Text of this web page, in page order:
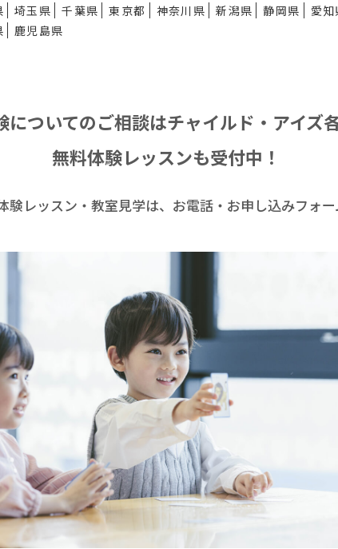
埼玉県 千葉県 東京都 神奈川県 新潟県 静岡県 愛知
鹿児島県
についてのご相談はチャイルド・アイズ
無料体験レッスンも受付中！
験レッスン・ 教室見学は、お電話・お申し込みフォ